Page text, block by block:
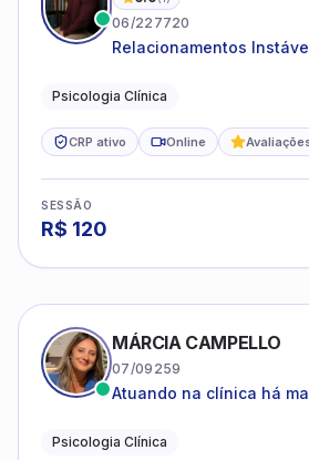
06/227720
Relacionamentos
Psicologia Clínica
CRP ativo Online
SESSÃO
R$ 120
MÁRCIA CAMPELLO
07/09259
Atuando na clínica há
estruturas, com
Psicologia Clínica